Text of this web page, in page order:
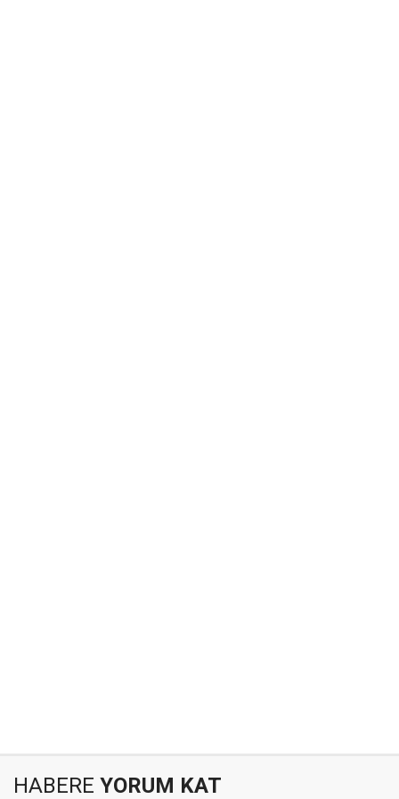
HABERE YORUM KAT